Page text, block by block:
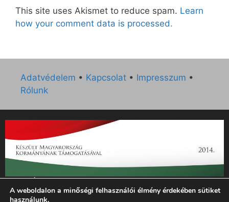
This site uses Akismet to reduce spam. Learn
how your comment data is processed.
Adatvédelem • Kapcsolat • Impresszum •
Rólunk
„Az Új Ember katolikus hetilap 2014. évi működésének
támogatását az EGYH-KCP-14-P-0121 sz. támogatási
A weboldalon a minőségi felhasználói élmény érdekében sütiket
használunk.